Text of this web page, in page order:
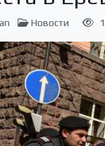
Новости